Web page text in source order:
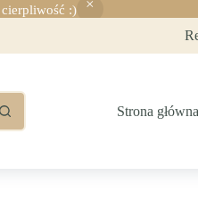
:)
Strona główna